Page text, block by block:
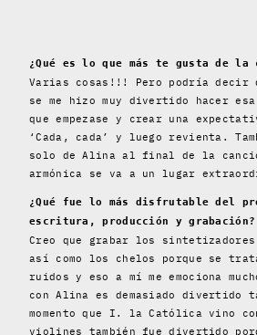
¿Qué es lo que más te gusta de la
Varias cosas!!! Pero podría decir
se me hizo muy divertido hacer esa
que empezase y crear una
‘Cada, cada’ y luego revienta.
solo de Alina al final de la
armónica se va a un lugar
¿Qué fue lo más disfrutable del
escritura, producción y grabación?
Creo que grabar los
así como los chelos porque se
ruidos y eso a mí me emociona
con Alina es demasiado divertido
momento que I. la Católica vino
violines también fue divertido